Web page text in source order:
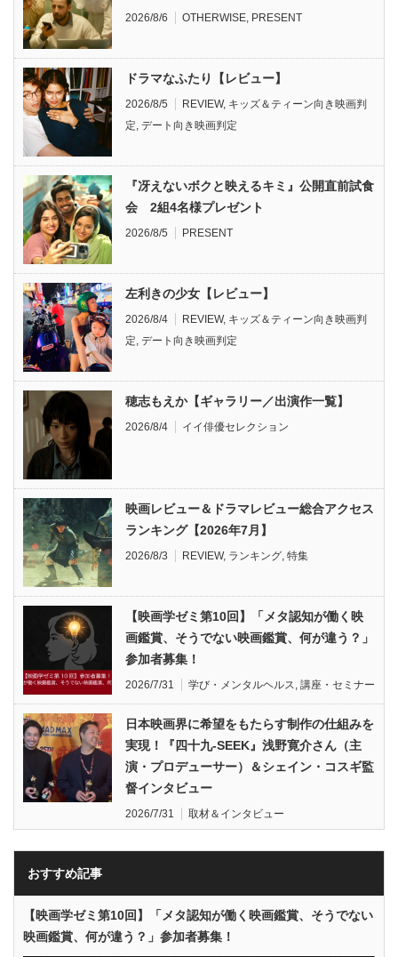
2026/8/6 OTHERWISE PRESENT
ドラマなふたり【レビュー】
2026/8/5 REVIEW, キッズ＆ティーン向き映画判
定 デート向き映画判定
『冴えないボクと映えるキミ』公開直前試食
会 2組4名様プレゼント
2026/8/5 PRESENT
左利きの少女【レビュー】
2026/8/4 REVIEW, キッズ＆ティーン向き映画判
定 デート向き映画判定
穂志もえか【ギャラリー／出演作一覧】
2026/8/4 イイ俳優セレクション
映画レビュー＆ドラマレビュー総合アクセス
ランキング【2026年7月】
2026/8/3 REVIEW, ランキング 特集
【映画学ゼミ第10回】「メタ認知が働く映
画鑑賞、そうでない映画鑑賞、何が違う？」
参加者募集！
2026/7/31 学び・メンタルヘルス 講座・セミナー
日本映画界に希望をもたらす制作の仕組みを
実現！『四十九-SEEK』浅野寛介さん（主
演・プロデューサー）＆シェイン・コスギ監
督インタビュー
2026/7/31 取材＆インタビュー
おすすめ記事
【映画学ゼミ第10回】「メタ認知が働く映画鑑賞、そうでない
映画鑑賞、何が違う？」参加者募集！